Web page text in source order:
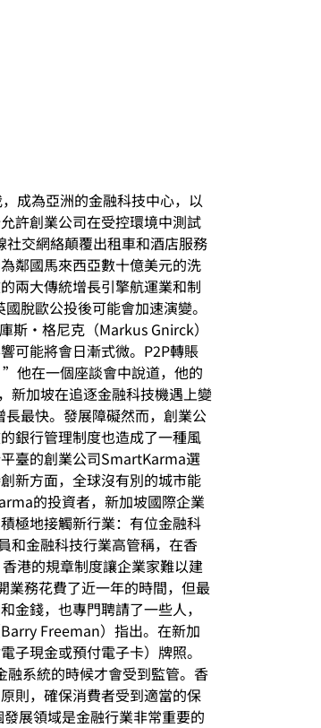
成為亞洲的金融科技中心，以
許創業公司在受控環境中測試
交網絡顛覆出租車和酒店服務
鄰國馬來西亞數十億美元的洗
兩大傳統增長引擎航運業和制
脫歐公投後可能會加速演變。
斯·格尼克（Markus Gnirck）
可能將會日漸式微。P2P轉賬
他在一個座談會中說道，他的
新加坡在追逐金融科技機遇上變
最快。發展障礙然而，創業公
銀行管理制度也造成了一種風
臺的創業公司SmartKarma選
新方面，全球沒有別的城市能
的投資者，新加坡國際企業
極地接觸新行業：有位金融科
和金融科技行業高管稱，在香
港的規章制度讓企業家難以建
業務花費了近一年的時間，但最
錢，也專門聘請了一些人，
Freeman）指出。在新加
現金或預付電子卡）牌照。
系統的時候才會受到監管。香
則，確保消費者受到適當的保
展領域是金融行業非常重要的